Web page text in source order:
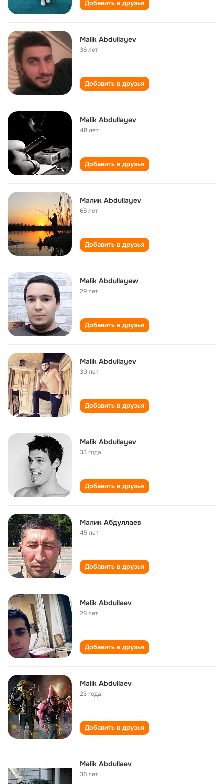
Добавить в друзья
Malik Abdullayev
36 лет
Добавить в друзья
Malik Abdullayev
48 лет
Добавить в друзья
Малик Abdullayev
65 лет
Добавить в друзья
Malik Abdullayew
29 лет
Добавить в друзья
Malik Abdullayev
30 лет
Добавить в друзья
Malik Abdullayev
33 года
Добавить в друзья
Малик Абдуллаев
45 лет
Добавить в друзья
Malik Abdullaev
28 лет
Добавить в друзья
Malik Abdullaev
23 года
Добавить в друзья
Malik Abdullaev
36 лет